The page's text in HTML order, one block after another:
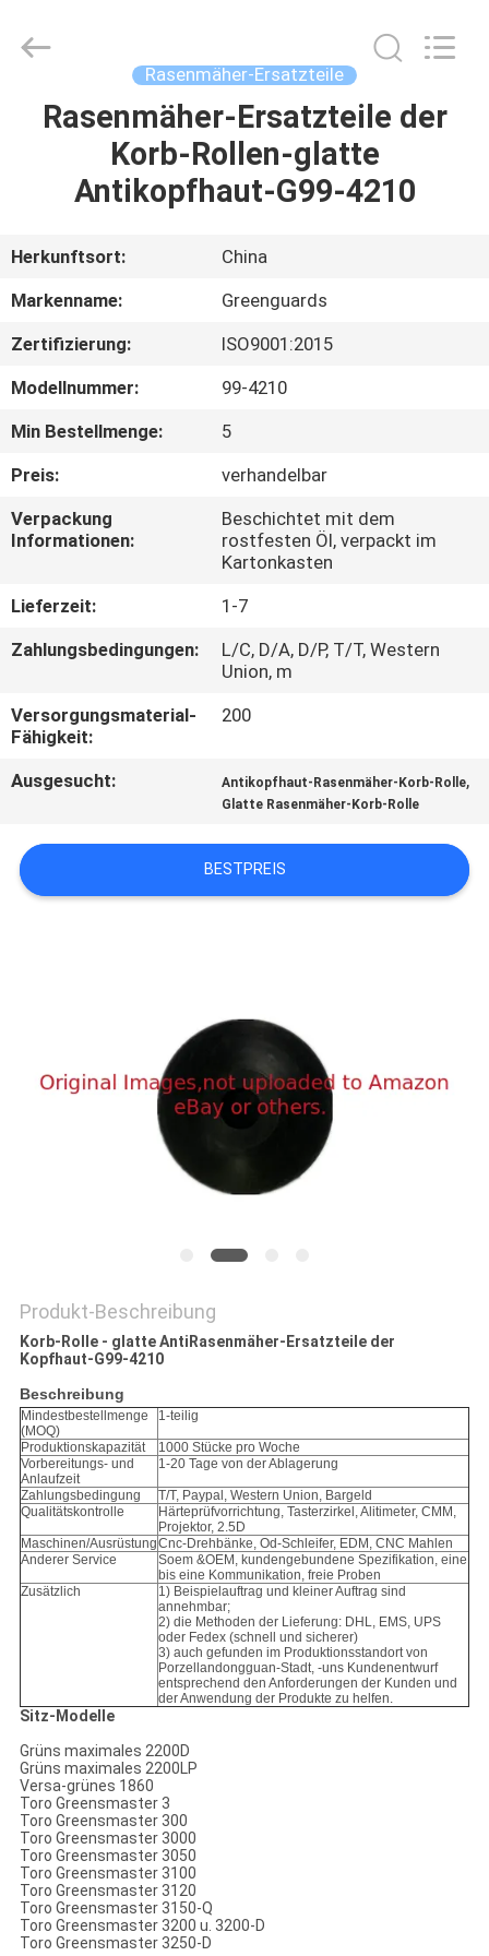
HAUS
PRODUKTE
ÜBER
UNS
FABRIK-
AUSFLUG
QUALITÄTSKONTROLLE
TRETEN
MIT
UNS
VERBINDUNG
NACHRICHTEN
FORDERN
SIE EIN
PRIVACY
Trading
Rasenmäher-Ersatzteile
Rasenmäher-Ersatzteile der
Korb-Rollen-glatte
Antikopfhaut-G99-4210
Herkunftsort:
China
Markenname:
Greenguards
Zertifizierung:
ISO9001:2015
Modellnummer:
99-4210
Min Bestellmenge:
5
Preis:
verhandelbar
Verpackung
Informationen:
Beschichtet mit dem
rostfesten Öl, verpackt im
Kartonkasten
Lieferzeit:
1-7
Zahlungsbedingungen:
L/C, D/A, D/P, T/T, Western
Union, m
Versorgungsmaterial-
Fähigkeit:
200
Ausgesucht: Antikopfhaut-Rasenmäher-Korb-Rolle,
Glatte Rasenmäher-Korb-Rolle
BESTPREIS
Produkt-Beschreibung
Korb-Rolle - glatte AntiRasenmäher-Ersatzteile der
Kopfhaut-G99-4210
Beschreibung
Mindestbestellmenge
(MOQ)
1-teilig
Produktionskapazität
1000 Stücke pro Woche
Vorbereitungs- und
Anlaufzeit
1-20 Tage von der Ablagerung
Zahlungsbedingung
T/T, Paypal, Western Union, Bargeld
Qualitätskontrolle
Härteprüfvorrichtung, Tasterzirkel, Alitimeter, CMM,
Projektor, 2.5D
Maschinen/AusrüstungCnc-Drehbänke, Od-Schleifer, EDM, CNC Mahlen
Anderer Service
Soem &OEM, kundengebundene Spezifikation, eine
bis eine Kommunikation, freie Proben
Zusätzlich
1) Beispielauftrag und kleiner Auftrag sind
annehmbar;
2) die Methoden der Lieferung: DHL, EMS, UPS
oder Fedex (schnell und sicherer)
3) auch gefunden im Produktionsstandort von
Porzellandongguan-Stadt, -uns Kundenentwurf
entsprechend den Anforderungen der Kunden und
der Anwendung der Produkte zu helfen.
Sitz-Modelle
Grüns maximales 2200D
Grüns maximales 2200LP
Versa-grünes 1860
Toro Greensmaster 3
Toro Greensmaster 300
Toro Greensmaster 3000
Toro Greensmaster 3050
Toro Greensmaster 3100
Toro Greensmaster 3120
Toro Greensmaster 3150-Q
Toro Greensmaster 3200 u. 3200-D
Toro Greensmaster 3250-D